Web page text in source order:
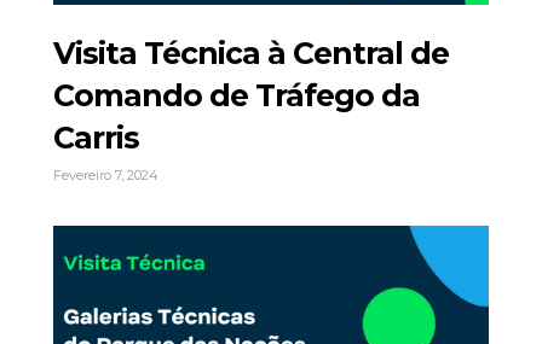
Visita Técnica à Central de
Comando de Tráfego da
Carris
Fevereiro 7, 2024